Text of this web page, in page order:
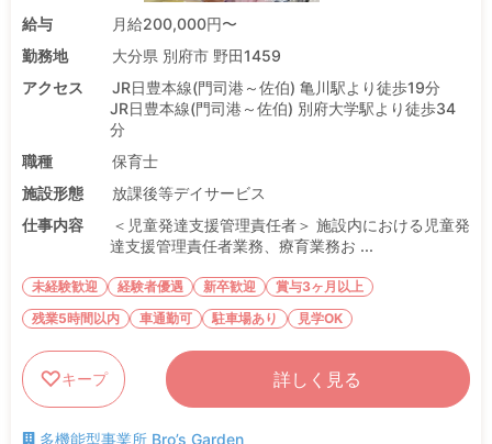
給与
月給200,000円〜
勤務地
大分県 別府市 野田1459
アクセス
JR日豊本線(門司港～佐伯) 亀川駅より徒歩19分
JR日豊本線(門司港～佐伯) 別府大学駅より徒歩34
分
職種
保育士
施設形態
放課後等デイサービス
仕事内容
＜児童発達支援管理責任者＞ 施設内における児童発
達支援管理責任者業務、療育業務お ...
未経験歓迎 経験者優遇 新卒歓迎
賞与3ヶ月以上
残業5時間以内
車通勤可 駐車場あり 見学OK
キープ 詳しく見る
多機能型事業所 Bro’s Garden